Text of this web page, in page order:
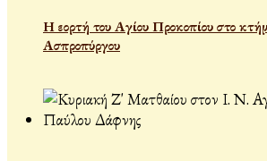
Η εορτή του Αγίου Προκοπίου στο
Ασπροπύργου